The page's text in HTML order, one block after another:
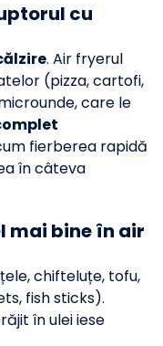
cu
. Air fryerul
(pizza, cartofi,
care le
fierberea rapidă
în câteva
mai bine în air
chifteluțe, tofu,
fish sticks).
în ulei iese